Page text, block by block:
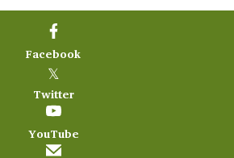
Facebook
𝕏
Twitter
YouTube